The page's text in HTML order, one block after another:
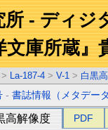
所 - ディジ
文庫所蔵』
> La-187-4 > V-1 > 白黒
-書誌情報（メタデー
高解像度 PDF